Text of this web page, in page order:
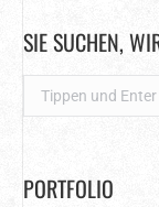
SIE SUCHEN,
Search:
PORTFOLIO